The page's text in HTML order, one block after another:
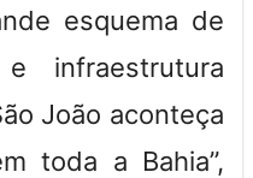
esquema de
infraestrutura
João aconteça
toda a Bahia”,